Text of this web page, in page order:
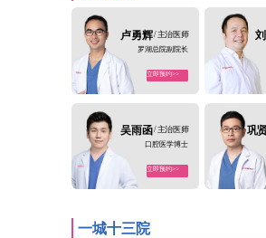
卢勇辉/ 主治医师
罗湖总院副院长
立即预约>>
吴雨函/ 主治医师
口腔医学博士
立即预约>>
巩
一城十三院